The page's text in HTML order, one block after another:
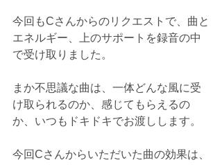
今回もCさんからのリクエストで、曲と
エネルギー、上のサポートを録音の中
で受け取りました。
まか不思議な曲は、一体どんな風に受
け取られるのか、感じてもらえるの
か、いつもドキドキでお渡しします。
今回Cさんからいただいた曲の効果は、